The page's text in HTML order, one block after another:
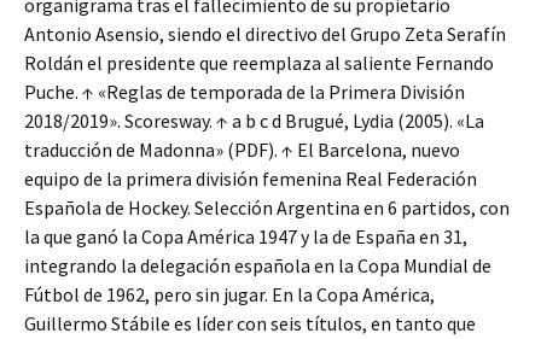
organigrama tras el fallecimiento de su propietario
Antonio Asensio, siendo el directivo del Grupo Zeta Serafín
Roldán el presidente que reemplaza al saliente Fernando
Puche. ↑ «Reglas de temporada de la Primera División
2018/2019». Scoresway. ↑ a b c d Brugué, Lydia (2005). «La
traducción de Madonna» (PDF). ↑ El Barcelona, nuevo
equipo de la primera división femenina Real Federación
Española de Hockey. Selección Argentina en 6 partidos, con
la que ganó la Copa América 1947 y la de España en 31,
integrando la delegación española en la Copa Mundial de
Fútbol de 1962, pero sin jugar. En la Copa América,
Guillermo Stábile es líder con seis títulos, en tanto que